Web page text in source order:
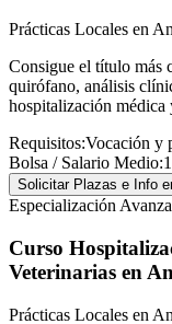
Prácticas Locales en
Consigue el título más
quirófano, análisis
hospitalización médica
Requisitos:Vocación y
Bolsa / Salario Medio:
Solicitar Plazas e Info
Especialización
Curso
Veterinarias en
Prácticas Locales en